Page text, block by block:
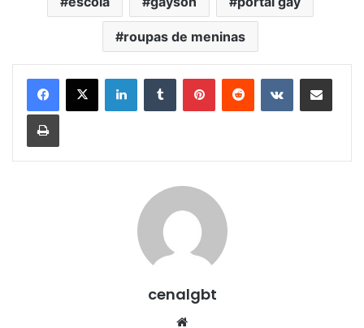
roupas de meninas
LinkedinTumblr PinterestReddit VK Compartilhar via e-mail
Imprimir
cenalgbt